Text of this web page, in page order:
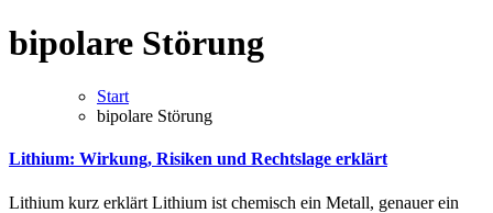
bipolare Störung
Start
bipolare Störung
Lithium: Wirkung, Risiken und Rechtslage erklärt
Lit︇hium kur︇z erk︇lärt Lit︇hium ist︇ che︇misch ein︇ Met︇all, gen︇auer ein︇